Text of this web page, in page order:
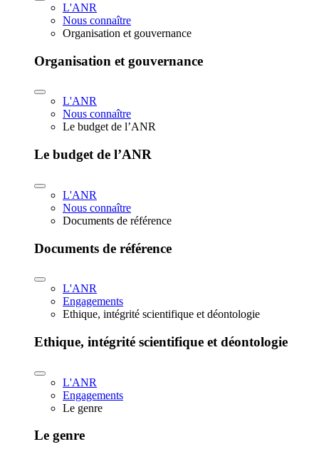
L'ANR
Nous connaître
Organisation et gouvernance
Organisation et gouvernance
L'ANR
Nous connaître
Le budget de l’ANR
Le budget de l’ANR
L'ANR
Nous connaître
Documents de référence
Documents de référence
L'ANR
Engagements
Ethique, intégrité scientifique et déontologie
Ethique, intégrité scientifique et déontologie
L'ANR
Engagements
Le genre
Le genre